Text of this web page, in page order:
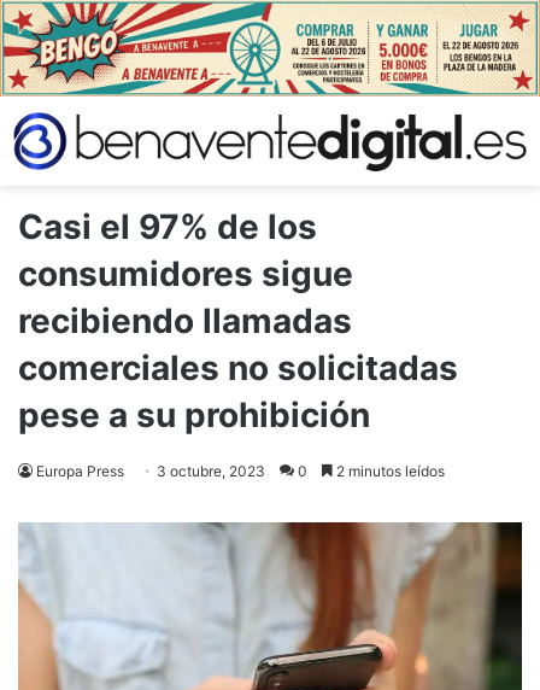
Casi el 97% de los
consumidores sigue
recibiendo llamadas
comerciales no solicitadas
pese a su prohibición
Europa Press 3 octubre, 2023 0 2 minutos leídos